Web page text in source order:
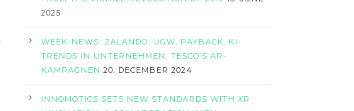
2025
WEEK-NEWS: ZALANDO, UGW, PAYBACK, KI-
TRENDS IN UNTERNEHMEN, TESCO’S AR-
KAMPAGNEN 20. DECEMBER 2024
INNOMOTICS SETS NEW STANDARDS WITH XR